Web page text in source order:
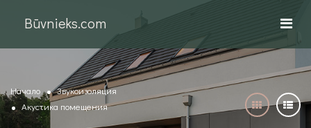
Būvnieks.com
Начало
Звукоизоляция
Акустика помещения